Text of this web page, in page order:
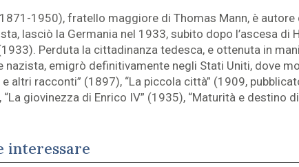
1950), fratello maggiore di Thomas Mann, è
lasciò la Germania nel 1933, subito dopo l’ascesa
Perduta la cittadinanza tedesca, e ottenuta in
nazista, emigrò definitivamente negli Stati Uniti, dove
altri racconti” (1897), “La piccola città” (1909,
giovinezza di Enrico IV” (1935), “Maturità e destino
interessare